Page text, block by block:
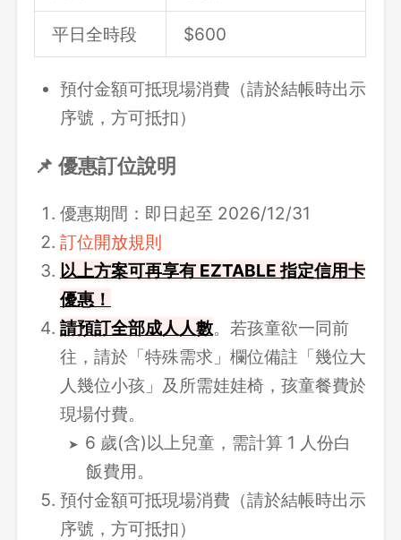
平日全時段 $600
預付金額可抵現場消費（請於結帳時出示
序號，方可抵扣）
📌 優惠訂位說明
優惠期間：即日起至 2026/12/31
訂位開放規則
以上方案可再享有 EZTABLE 指定信用卡
優惠！
請預訂全部成人人數。若孩童欲一同前
往，請於「特殊需求」欄位備註「幾位大
人幾位小孩」及所需娃娃椅，孩童餐費於
現場付費。
6 歲(含)以上兒童，需計算 1 人份白
飯費用。
預付金額可抵現場消費（請於結帳時出示
序號，方可抵扣）